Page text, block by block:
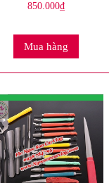
850.000₫
Mua hàng